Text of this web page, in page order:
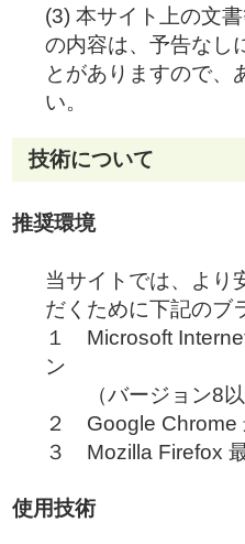
(3) 本サイト上の文
の内容は、予告なし
とがありますので、
い。
技術について
推奨環境
当サイトでは、より
だくために下記のブ
１ Microsoft
ン
（バージョン8以
２ Google Chrome
３ Mozilla Firefox
使用技術